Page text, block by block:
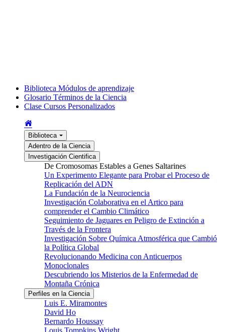
Biblioteca Módulos de aprendizaje
Glosario Términos de la Ciencia
Clase Cursos Personalizados
Biblioteca
Adentro de la Ciencia
Investigación Cientifica
De Cromosomas Estables a Genes Saltarines
Un Experimento Elegante para Probar el Proceso de
Replicación del ADN
La Fundación de la Neurociencia
Investigación Colaborativa en el Artico para
comprender el Cambio Climático
Seguimiento de Jaguares en Peligro de Extinción a
Través de la Frontera
Investigación Sobre Química Atmosférica que Cambió
la Política Global
Revolucionando Medicina con Anticuerpos
Monoclonales
Descubriendo los Misterios de la Enfermedad de
Montaña Crónica
Perfiles en la Ciencia
Luis E. Miramontes
David Ho
Bernardo Houssay
Louis Tompkins Wright